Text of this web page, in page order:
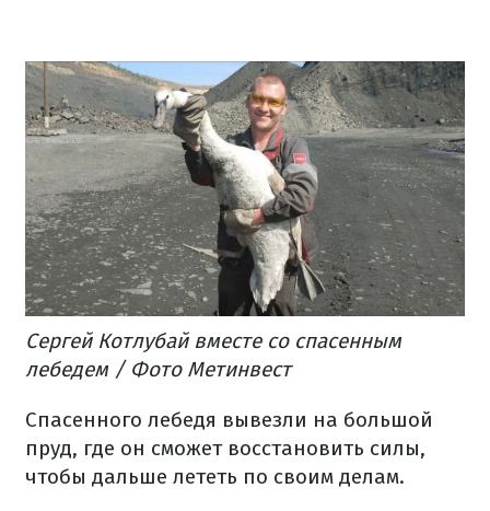
Сергей Котлубай вместе со спасенным
лебедем / Фото Метинвест
Спасенного лебедя вывезли на большой
пруд, где он сможет восстановить силы,
чтобы дальше лететь по своим делам.